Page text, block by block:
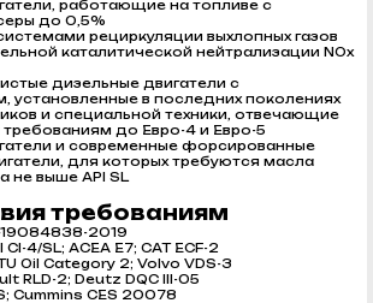
работающие на топливе с
до 0,5%
рециркуляции выхлопных газов
каталитической нейтрализации NOx
дизельные двигатели с
установленные в последних поколениях
и специальной техники, отвечающие
требованиям до Евро-4 и Евро-5
и современные форсированные
для которых требуются масла
не выше API SL
требованиям
19084838-2019
4/SL; ACEA E7; CAT ECF-2
Oil Category 2; Volvo VDS-3
RLD-2; Deutz DQC III-05
Cummins CES 20078